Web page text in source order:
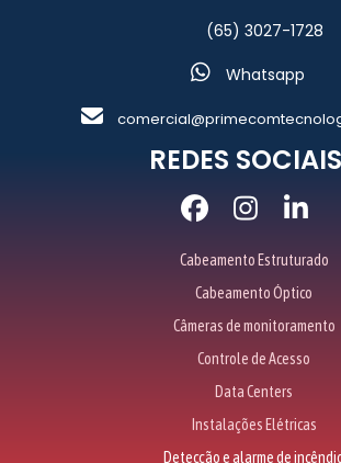
(65) 3027-1728
Whatsapp
REDES SOCIAIS
Cabeamento Estruturado
Cabeamento Óptico
Câmeras de monitoramento
Controle de Acesso
Data Centers
Instalações Elétricas
Detecção e alarme de